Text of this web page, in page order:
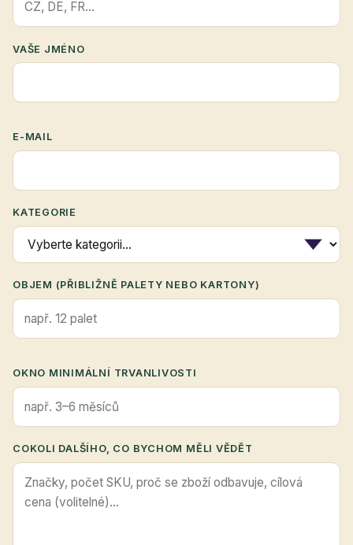
VAŠE JMÉNO
E-MAIL
KATEGORIE
OBJEM (PŘIBLIŽNĚ PALETY NEBO KARTONY)
OKNO MINIMÁLNÍ TRVANLIVOSTI
COKOLI DALŠÍHO, CO BYCHOM MĚLI VĚDĚT